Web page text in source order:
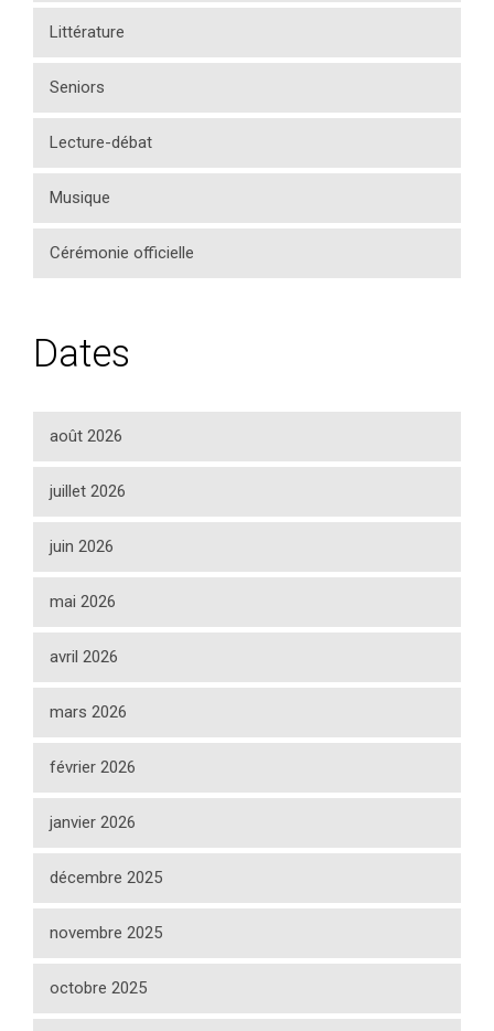
Littérature
Seniors
Lecture-débat
Musique
Cérémonie officielle
Dates
août 2026
juillet 2026
juin 2026
mai 2026
avril 2026
mars 2026
février 2026
janvier 2026
décembre 2025
novembre 2025
octobre 2025